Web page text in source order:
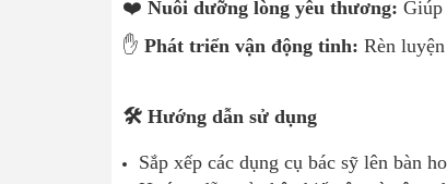
❤️ Nuôi dưỡng lòng yêu thương: Giúp
✋ Phát triển vận động tinh: Rèn
🛠️ Hướng dẫn sử dụng
Sắp xếp các dụng cụ bác sỹ lên bàn